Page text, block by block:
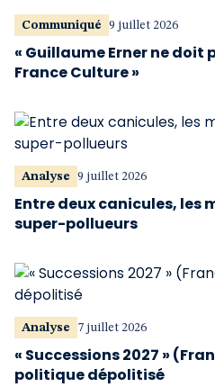
Communiqué 9 juillet 2026
« Guillaume Erner ne doit
France Culture »
Analyse 9 juillet 2026
Entre deux canicules, les
super-pollueurs
Analyse 7 juillet 2026
« Successions 2027 »
politique dépolitisé